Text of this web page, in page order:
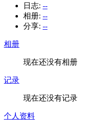
日志: --
相册: --
分享: --
相册
现在还没有相册
记录
现在还没有记录
个人资料